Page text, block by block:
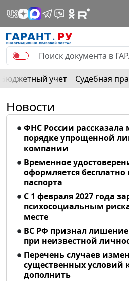
Бюджетный учет Судебная
Новости
ФНС России рассказала
порядке упрощенной
компании
Временное
оформляется бесплатно
паспорта
С 1 февраля 2027 года
психосоциальным
месте
ВС РФ признал
при неизвестной
Перечень случаев
существенных условий
дополнить